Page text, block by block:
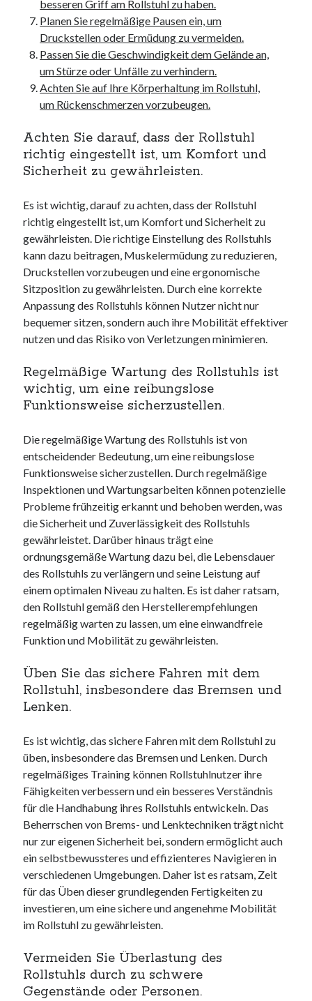
websiten
wordpress
besseren Griff am Rollstuhl zu haben.
Planen Sie regelmäßige Pausen ein, um
Druckstellen oder Ermüdung zu vermeiden.
Passen Sie die Geschwindigkeit dem Gelände an,
um Stürze oder Unfälle zu verhindern.
Achten Sie auf Ihre Körperhaltung im Rollstuhl,
um Rückenschmerzen vorzubeugen.
Achten Sie darauf, dass der Rollstuhl
richtig eingestellt ist, um Komfort und
Sicherheit zu gewährleisten.
Es ist wichtig, darauf zu achten, dass der Rollstuhl
richtig eingestellt ist, um Komfort und Sicherheit zu
gewährleisten. Die richtige Einstellung des Rollstuhls
kann dazu beitragen, Muskelermüdung zu reduzieren,
Druckstellen vorzubeugen und eine ergonomische
Sitzposition zu gewährleisten. Durch eine korrekte
Anpassung des Rollstuhls können Nutzer nicht nur
bequemer sitzen, sondern auch ihre Mobilität effektiver
nutzen und das Risiko von Verletzungen minimieren.
Regelmäßige Wartung des Rollstuhls ist
wichtig, um eine reibungslose
Funktionsweise sicherzustellen.
Die regelmäßige Wartung des Rollstuhls ist von
entscheidender Bedeutung, um eine reibungslose
Funktionsweise sicherzustellen. Durch regelmäßige
Inspektionen und Wartungsarbeiten können potenzielle
Probleme frühzeitig erkannt und behoben werden, was
die Sicherheit und Zuverlässigkeit des Rollstuhls
gewährleistet. Darüber hinaus trägt eine
ordnungsgemäße Wartung dazu bei, die Lebensdauer
des Rollstuhls zu verlängern und seine Leistung auf
einem optimalen Niveau zu halten. Es ist daher ratsam,
den Rollstuhl gemäß den Herstellerempfehlungen
regelmäßig warten zu lassen, um eine einwandfreie
Funktion und Mobilität zu gewährleisten.
Üben Sie das sichere Fahren mit dem
Rollstuhl, insbesondere das Bremsen und
Lenken.
Es ist wichtig, das sichere Fahren mit dem Rollstuhl zu
üben, insbesondere das Bremsen und Lenken. Durch
regelmäßiges Training können Rollstuhlnutzer ihre
Fähigkeiten verbessern und ein besseres Verständnis
für die Handhabung ihres Rollstuhls entwickeln. Das
Beherrschen von Brems- und Lenktechniken trägt nicht
nur zur eigenen Sicherheit bei, sondern ermöglicht auch
ein selbstbewussteres und effizienteres Navigieren in
verschiedenen Umgebungen. Daher ist es ratsam, Zeit
für das Üben dieser grundlegenden Fertigkeiten zu
investieren, um eine sichere und angenehme Mobilität
im Rollstuhl zu gewährleisten.
Vermeiden Sie Überlastung des
Rollstuhls durch zu schwere
Gegenstände oder Personen.